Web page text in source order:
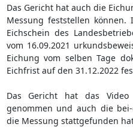
Das Gericht hat auch die
Messung feststellen
Eichschein des
vom 16.09.2021
Eichung vom selben Tage
Eichfrist auf den 31.12.2022
Das Gericht hat das
genommen und auch die
die Messung stattgefunden